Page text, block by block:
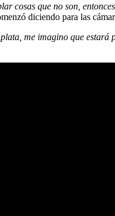
cosas que no son,
diciendo para las
me imagino que estará